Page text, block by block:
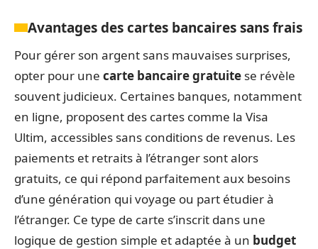
Avantages des cartes bancaires sans frais
Pour gérer son argent sans mauvaises surprises,
opter pour une carte bancaire gratuite se révèle
souvent judicieux. Certaines banques, notamment
en ligne, proposent des cartes comme la Visa
Ultim, accessibles sans conditions de revenus. Les
paiements et retraits à l’étranger sont alors
gratuits, ce qui répond parfaitement aux besoins
d’une génération qui voyage ou part étudier à
l’étranger. Ce type de carte s’inscrit dans une
logique de gestion simple et adaptée à un budget